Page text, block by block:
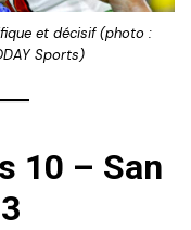
et décisif (photo :
Sports)
10 – San